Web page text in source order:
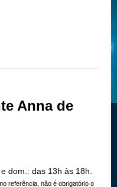
Anna de
dom.: das 13h às 18h.
referência, não é obrigatório o